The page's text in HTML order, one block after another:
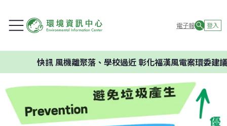
電子報 登入
快訊風機離聚落、學校過近 彰化福漢風電案環委建議不